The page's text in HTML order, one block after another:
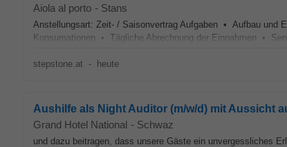
Aiola al porto - Stans
Anstellungsart: Zeit- / Saisonvertrag Aufgaben • Aufbau und
Konsumationen • Tägliche Abrechnung der Einnahmen •
stepstone.at - heute
Aushilfe als Night Auditor (m/w/d) mit Aussicht
Grand Hotel National - Schwaz
und dazu beitragen, dass unsere Gäste ein unvergessliches